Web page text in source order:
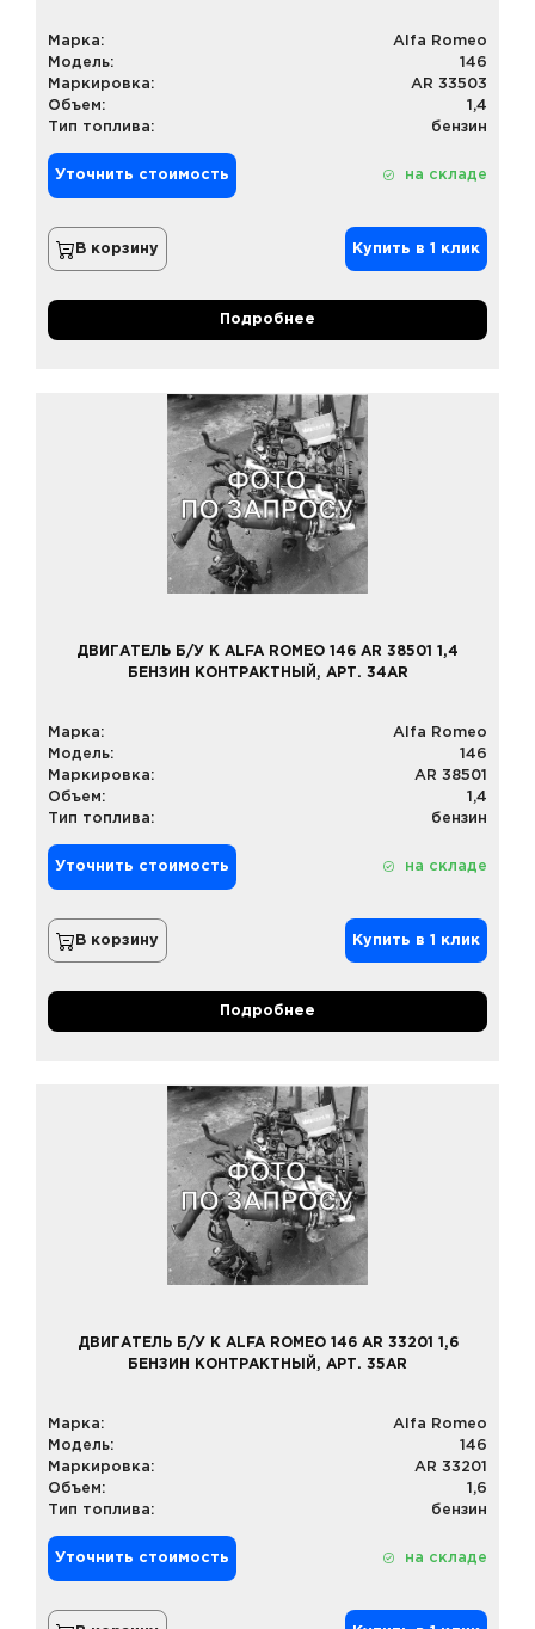
Марка:
Alfa Romeo
Модель:
146
Маркировка:
AR 33503
Объем:
1,4
Тип топлива:
бензин
Уточнить стоимость на складе
В корзину Купить в 1 клик
Подробнее
ДВИГАТЕЛЬ Б/У К ALFA ROMEO 146 AR 38501 1,4
БЕНЗИН КОНТРАКТНЫЙ, АРТ. 34AR
Марка:
Alfa Romeo
Модель:
146
Маркировка:
AR 38501
Объем:
1,4
Тип топлива:
бензин
Уточнить стоимость на складе
В корзину Купить в 1 клик
Подробнее
ДВИГАТЕЛЬ Б/У К ALFA ROMEO 146 AR 33201 1,6
БЕНЗИН КОНТРАКТНЫЙ, АРТ. 35AR
Марка:
Alfa Romeo
Модель:
146
Маркировка:
AR 33201
Объем:
1,6
Тип топлива:
бензин
Уточнить стоимость на складе